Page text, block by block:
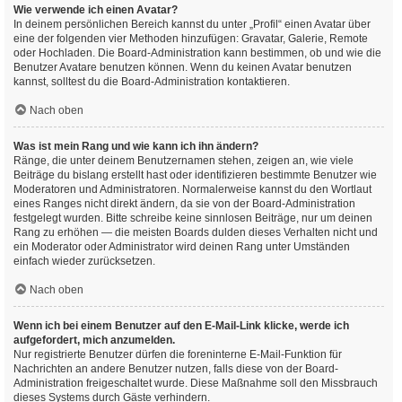
Wie verwende ich einen Avatar?
In deinem persönlichen Bereich kannst du unter „Profil“ einen Avatar über
eine der folgenden vier Methoden hinzufügen: Gravatar, Galerie, Remote
oder Hochladen. Die Board-Administration kann bestimmen, ob und wie die
Benutzer Avatare benutzen können. Wenn du keinen Avatar benutzen
kannst, solltest du die Board-Administration kontaktieren.
Nach oben
Was ist mein Rang und wie kann ich ihn ändern?
Ränge, die unter deinem Benutzernamen stehen, zeigen an, wie viele
Beiträge du bislang erstellt hast oder identifizieren bestimmte Benutzer wie
Moderatoren und Administratoren. Normalerweise kannst du den Wortlaut
eines Ranges nicht direkt ändern, da sie von der Board-Administration
festgelegt wurden. Bitte schreibe keine sinnlosen Beiträge, nur um deinen
Rang zu erhöhen — die meisten Boards dulden dieses Verhalten nicht und
ein Moderator oder Administrator wird deinen Rang unter Umständen
einfach wieder zurücksetzen.
Nach oben
Wenn ich bei einem Benutzer auf den E-Mail-Link klicke, werde ich
aufgefordert, mich anzumelden.
Nur registrierte Benutzer dürfen die foreninterne E-Mail-Funktion für
Nachrichten an andere Benutzer nutzen, falls diese von der Board-
Administration freigeschaltet wurde. Diese Maßnahme soll den Missbrauch
dieses Systems durch Gäste verhindern.